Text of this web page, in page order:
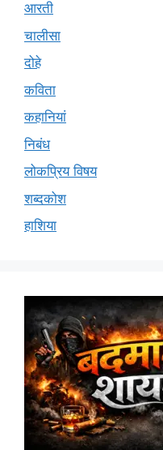
आरती
चालीसा
दोहे
कविता
कहानियां
निबंध
लोकप्रिय विषय
शब्दकोश
हाशिया